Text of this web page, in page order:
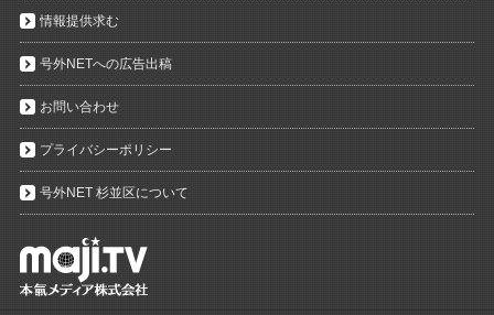
情報提供求む
号外NETへの広告出稿
お問い合わせ
プライバシーポリシー
号外NET 杉並区について